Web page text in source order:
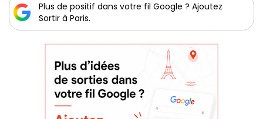
Plus de positif dans votre fil Google ? Ajoutez
Sortir à Paris.